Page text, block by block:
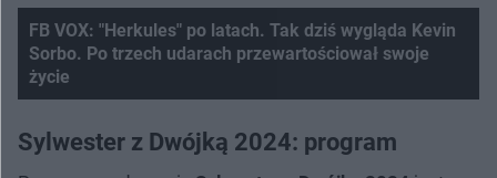
FB VOX: "Herkules" po latach. Tak dziś wygląda Kevin
Sorbo. Po trzech udarach przewartościował swoje
życie
Sylwester z Dwójką 2024: program